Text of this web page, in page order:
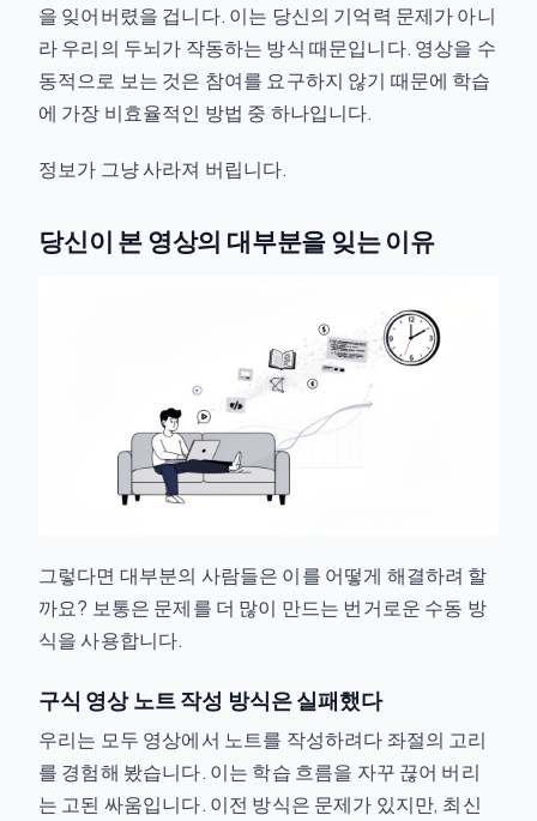
을 잊어버렸을 겁니다. 이는 당신의 기억력 문제가 아니
라 우리의 두뇌가 작동하는 방식 때문입니다. 영상을 수
동적으로 보는 것은 참여를 요구하지 않기 때문에 학습
에 가장 비효율적인 방법 중 하나입니다.
정보가 그냥 사라져 버립니다.
당신이 본 영상의 대부분을 잊는 이유
그렇다면 대부분의 사람들은 이를 어떻게 해결하려 할
까요? 보통은 문제를 더 많이 만드는 번거로운 수동 방
식을 사용합니다.
구식 영상 노트 작성 방식은 실패했다
우리는 모두 영상에서 노트를 작성하려다 좌절의 고리
를 경험해 봤습니다. 이는 학습 흐름을 자꾸 끊어 버리
는 고된 싸움입니다. 이전 방식은 문제가 있지만, 최신